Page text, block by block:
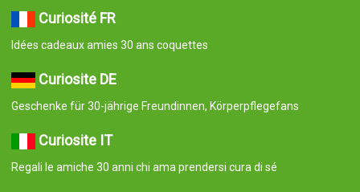
Curiosité FR
Idées cadeaux amies 30 ans coquettes
Curiosite DE
Geschenke für 30-jährige Freundinnen, Körperpflegefans
Curiosite IT
Regali le amiche 30 anni chi ama prendersi cura di sé